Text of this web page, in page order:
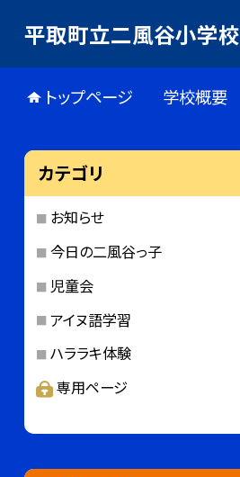
平取町立二風谷小学校
トップページ 学校概要
カテゴリ
お知らせ
今日の二風谷っ子
児童会
アイヌ語学習
ハララキ体験
専用ページ